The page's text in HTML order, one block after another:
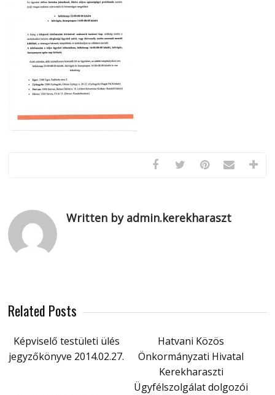
Written by admin.kerekharaszt
Related Posts
Képviselő testületi ülés
jegyzőkönyve 2014.02.27.
Hatvani Közös
Önkormányzati Hivatal
Kerekharaszti
Ügyfélszolgálat dolgozói